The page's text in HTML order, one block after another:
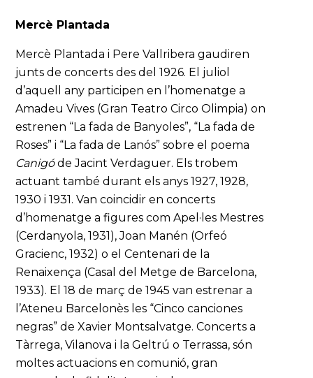
Mercè Plantada
Mercè Plantada i Pere Vallribera gaudiren
junts de concerts des del 1926. El juliol
d’aquell any participen en l’homenatge a
Amadeu Vives (Gran Teatro Circo Olimpia) on
estrenen “La fada de Banyoles”, “La fada de
Roses” i “La fada de Lanós” sobre el poema
Canigóde Jacint Verdaguer. Els trobem
actuant també durant els anys 1927, 1928,
1930 i 1931. Van coincidir en concerts
d’homenatge a figures com Apel·les Mestres
(Cerdanyola, 1931), Joan Manén (Orfeó
Gracienc, 1932) o el Centenari de la
Renaixença (Casal del Metge de Barcelona,
1933). El 18 de març de 1945 van estrenar a
l’Ateneu Barcelonès les “Cinco canciones
negras” de Xavier Montsalvatge. Concerts a
Tàrrega, Vilanova i la Geltrú o Terrassa, són
moltes actuacions en comunió, gran